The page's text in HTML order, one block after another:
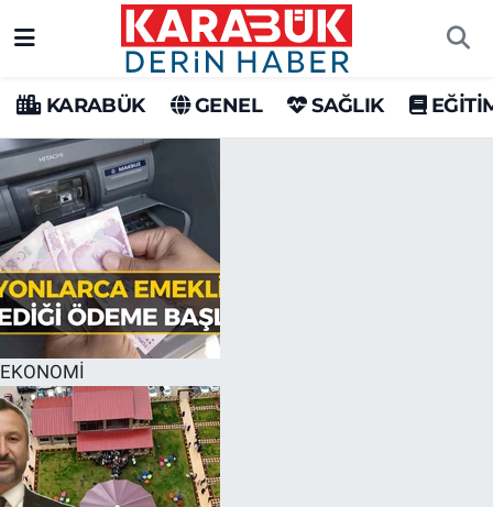
KARABÜK GENEL SAĞLIK
EKONOMİ
Karabük Hava Durumu
Karabük Trafik Yoğunluk Haritası
Süper Lig Puan Durumu ve Fikstür
Tüm Manşetler
Son Dakika Haberleri
Haber Arşivi